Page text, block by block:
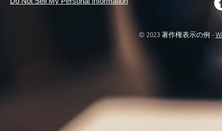
© 2023 著作権表示の例 -